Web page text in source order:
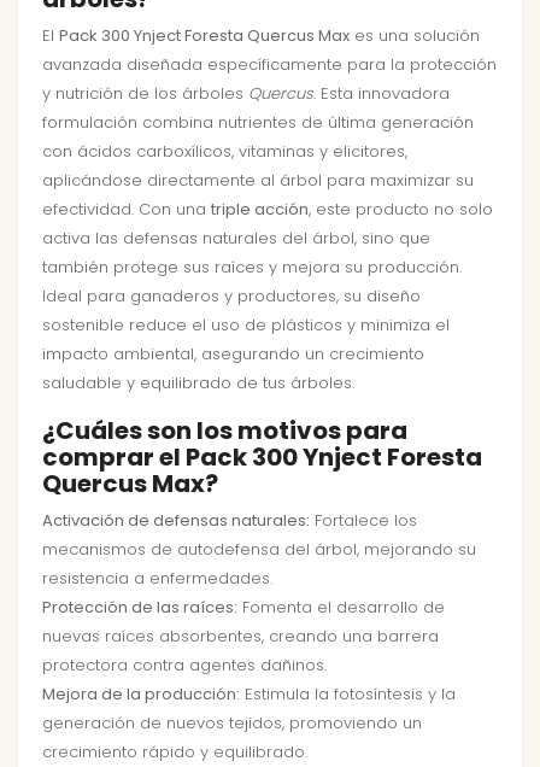
El Pack 300 Ynject Foresta Quercus Max es una solución
avanzada diseñada específicamente para la protección
y nutrición de los árboles Quercus. Esta innovadora
formulación combina nutrientes de última generación
con ácidos carboxílicos, vitaminas y elicitores,
aplicándose directamente al árbol para maximizar su
efectividad. Con una triple acción, este producto no solo
activa las defensas naturales del árbol, sino que
también protege sus raíces y mejora su producción.
Ideal para ganaderos y productores, su diseño
sostenible reduce el uso de plásticos y minimiza el
impacto ambiental, asegurando un crecimiento
saludable y equilibrado de tus árboles.
¿Cuáles son los motivos para
comprar el Pack 300 Ynject Foresta
Quercus Max?
Activación de defensas naturales: Fortalece los
mecanismos de autodefensa del árbol, mejorando su
resistencia a enfermedades.
Protección de las raíces: Fomenta el desarrollo de
nuevas raíces absorbentes, creando una barrera
protectora contra agentes dañinos.
Mejora de la producción: Estimula la fotosíntesis y la
generación de nuevos tejidos, promoviendo un
crecimiento rápido y equilibrado.